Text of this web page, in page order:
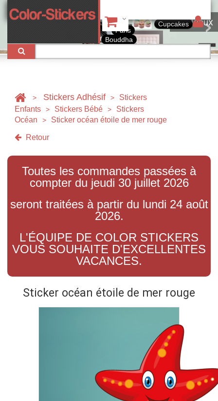
Tableaux
Bouddha
Paris
Cupcakes
> Stickers Adhésif >
Stickers
Enfants
> Stickers Bébé >
Stickers
Océan
> Sticker océan étoile de mer rouge
Retour
Toutes les commandes passées à
compter du jeudi 30 juillet 2026
seront traitées à partir du lundi 24 août
2026.
L'ÉQUIPE DE COLOR STICKERS
VOUS SOUHAITE D'EXCELLENTES
VACANCES.
Sticker océan étoile de mer rouge